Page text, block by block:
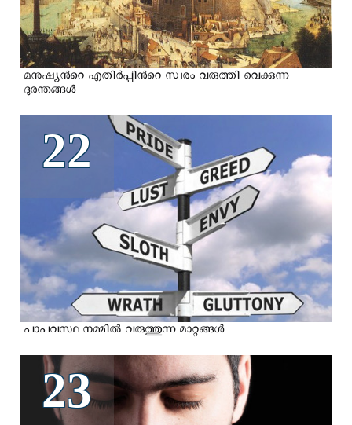
മനുഷ്യന്‍റെ എതിര്‍പ്പിന്‍റെ സ്വരം വരുത്തി വെക്കുന്ന
ദുരന്തങ്ങള്‍
22
പാപവസ്ഥ നമ്മില്‍ വരുത്തുന്ന മാറ്റങ്ങള്‍
23